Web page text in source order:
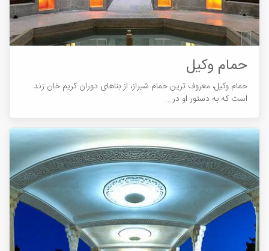
حمام وکیل
حمام وکیل، معروف ترین حمام شیراز، از بناهای دوران کریم خان زند
است که به دستور او در...